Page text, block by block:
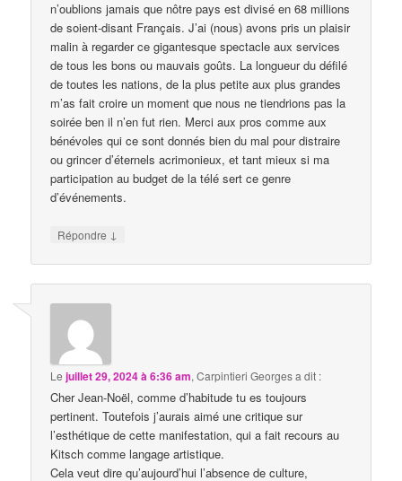
n’oublions jamais que nôtre pays est divisé en 68 millions
de soient-disant Français. J’ai (nous) avons pris un plaisir
malin à regarder ce gigantesque spectacle aux services
de tous les bons ou mauvais goûts. La longueur du défilé
de toutes les nations, de la plus petite aux plus grandes
m’as fait croire un moment que nous ne tiendrions pas la
soirée ben il n’en fut rien. Merci aux pros comme aux
bénévoles qui ce sont donnés bien du mal pour distraire
ou grincer d’éternels acrimonieux, et tant mieux si ma
participation au budget de la télé sert ce genre
d’événements.
Répondre ↓
Lejuillet 29, 2024 à 6:36 am,Carpintieri Georgesa dit :
Cher Jean-Noël, comme d’habitude tu es toujours
pertinent. Toutefois j’aurais aimé une critique sur
l’esthétique de cette manifestation, qui a fait recours au
Kitsch comme langage artistique.
Cela veut dire qu’aujourd’hui l’absence de culture,